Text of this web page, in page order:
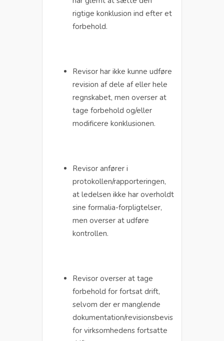
rigtige konklusion ind efter et
forbehold.
Revisor har ikke kunne udføre
revision af dele af eller hele
regnskabet, men overser at
tage forbehold og/eller
modificere konklusionen.
Revisor anfører i
protokollen/rapporteringen,
at ledelsen ikke har overholdt
sine formalia-forpligtelser,
men overser at udføre
kontrollen.
Revisor overser at tage
forbehold for fortsat drift,
selvom der er manglende
dokumentation/revisionsbevis
for virksomhedens fortsatte